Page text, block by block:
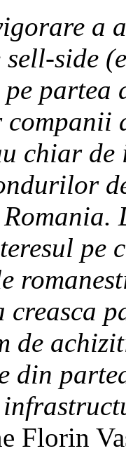
sell-side
partea
chiar
pe
creasca
de
din
Florin